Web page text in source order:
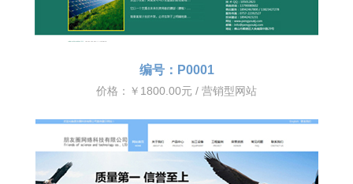
编号：P0001
价格：￥1800.00元 / 营销型网站